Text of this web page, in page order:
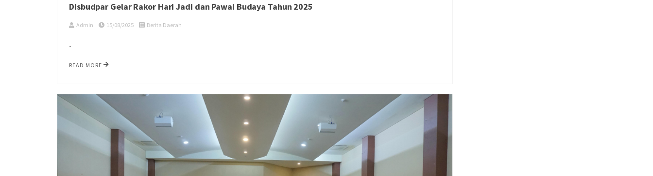
Disbudpar Gelar Rakor Hari Jadi dan Pawai Budaya Tahun 2025
Admin 15/08/2025 Berita Daerah
-
READ MORE